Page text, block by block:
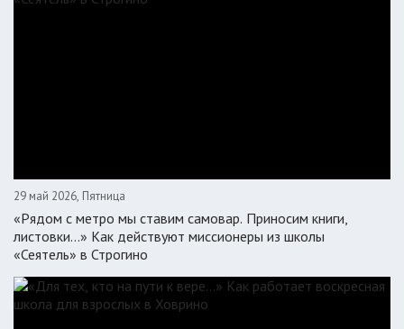
29 май 2026, Пятница
«Рядом с метро мы ставим самовар. Приносим книги,
листовки…» Как действуют миссионеры из школы
«Сеятель» в Строгино